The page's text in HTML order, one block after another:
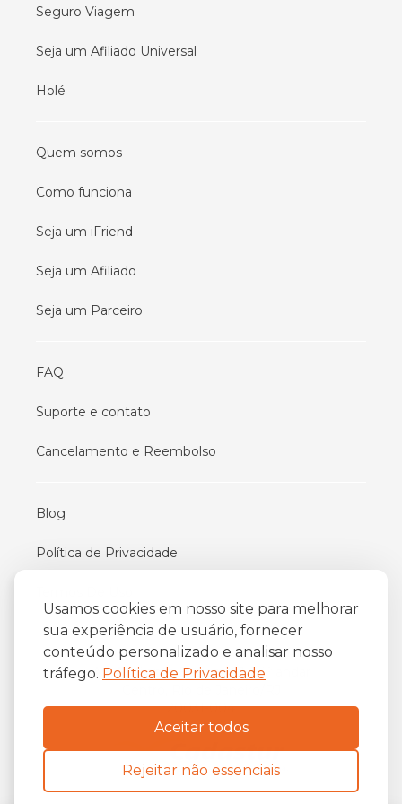
Usamos cookies em nosso site para melhorar
sua experiência de usuário, fornecer
conteúdo personalizado e analisar nosso
tráfego. Política de Privacidade
Aceitar todos
Rejeitar não essenciais
Seguro Viagem
Seja um Afiliado Universal
Holé
Quem somos
Como funciona
Seja um iFriend
Seja um Afiliado
Seja um Parceiro
FAQ
Suporte e contato
Cancelamento e Reembolso
Blog
Política de Privacidade
iFriend
Av. Almirante Barroso 81, 34
20031-004